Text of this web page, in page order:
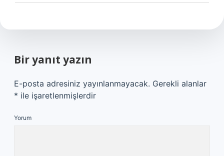
Bir yanıt yazın
E-posta adresiniz yayınlanmayacak. Gerekli alanlar
* ile işaretlenmişlerdir
Yorum